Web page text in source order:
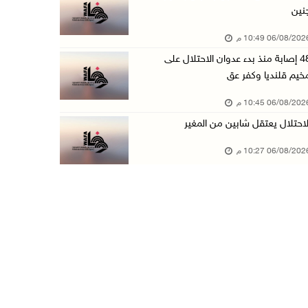
الاحتلال يخطر بإزالة أشجار زيتون والاستيلاء ع ...
رابطة العالم الإسلامي تدين تواصل انتهاكات الا ...
الاحتلال يدمّر بيت الزوجية قبل ساعات من الزفا ...
08/2026 10:49 م
48 إصابة منذ بدء عدوان الاحتلال على
قلنديا وكفر عق
08/2026 10:45 م
يعتقل شابين من المغير
08/2026 10:27 م